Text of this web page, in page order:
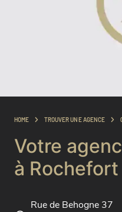
HOME TROUVER UNE AGENCE
Votre
à Rochefort
Rue de Behogne 37